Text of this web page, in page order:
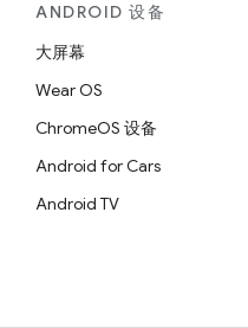
ANDROID 设备
大屏幕
Wear OS
ChromeOS 设备
Android for Cars
Android TV